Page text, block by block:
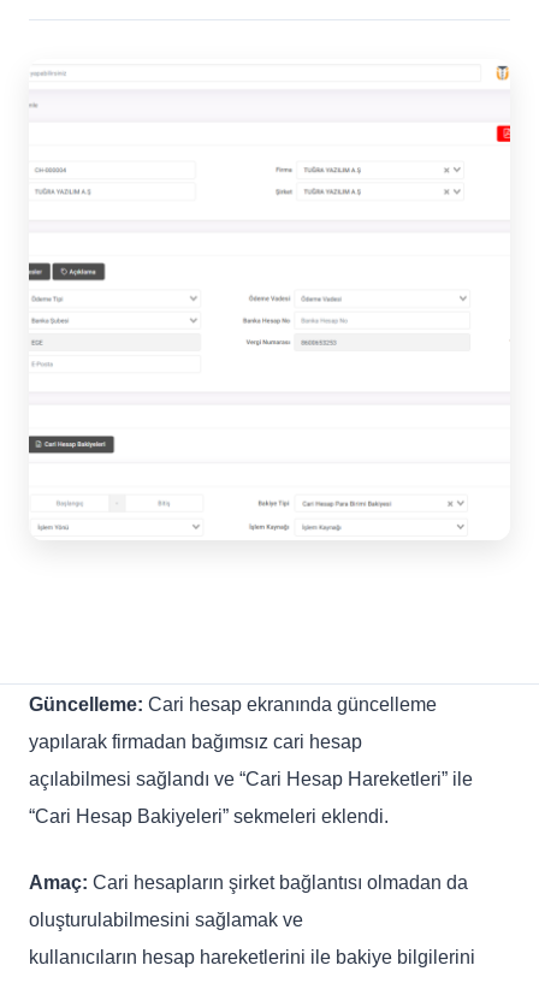
Güncelleme: Cari hesap ekranında güncelleme
yapılarak firmadan bağımsız cari hesap
açılabilmesi sağlandı ve “Cari Hesap Hareketleri” ile
“Cari Hesap Bakiyeleri” sekmeleri eklendi.
Amaç: Cari hesapların şirket bağlantısı olmadan da
oluşturulabilmesini sağlamak ve
kullanıcıların hesap hareketlerini ile bakiye bilgilerini